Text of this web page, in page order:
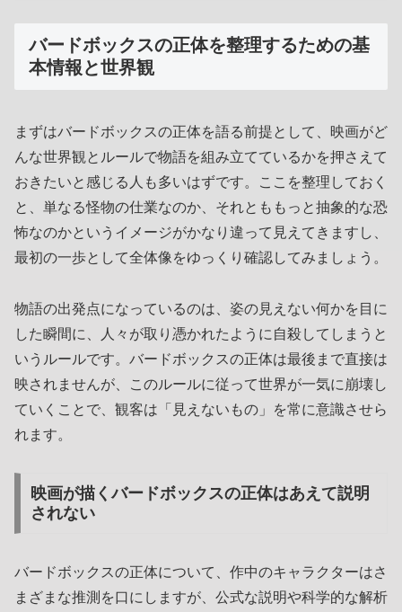
バードボックスの正体を整理するための基
本情報と世界観
まずはバードボックスの正体を語る前提として、映画がど
んな世界観とルールで物語を組み立てているかを押さえて
おきたいと感じる人も多いはずです。ここを整理しておく
と、単なる怪物の仕業なのか、それとももっと抽象的な恐
怖なのかというイメージがかなり違って見えてきますし、
最初の一歩として全体像をゆっくり確認してみましょう。
物語の出発点になっているのは、姿の見えない何かを目に
した瞬間に、人々が取り憑かれたように自殺してしまうと
いうルールです。バードボックスの正体は最後まで直接は
映されませんが、このルールに従って世界が一気に崩壊し
ていくことで、観客は「見えないもの」を常に意識させら
れます。
映画が描くバードボックスの正体はあえて説明
されない
バードボックスの正体について、作中のキャラクターはさ
まざまな推測を口にしますが、公式な説明や科学的な解析